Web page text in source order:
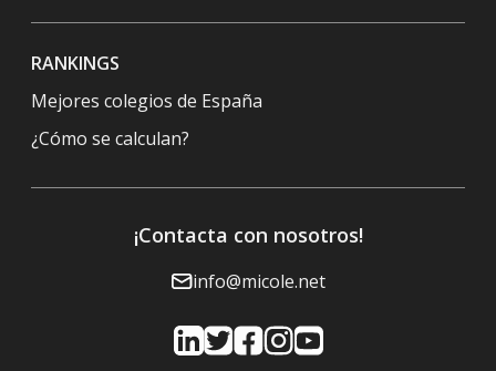
RANKINGS
Mejores colegios de España
¿Cómo se calculan?
¡Contacta con nosotros!
info@micole.net